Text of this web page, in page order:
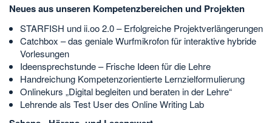
Neues aus unseren Kompetenzbereichen und Projekten
STARFISH und ii.oo 2.0 – Erfolgreiche Projektverlängerungen
Catchbox – das geniale Wurfmikrofon für interaktive hybride
Vorlesungen
Ideensprechstunde – Frische Ideen für die Lehre
Handreichung Kompetenzorientierte Lernzielformulierung
Onlinekurs „Digital begleiten und beraten in der Lehre“
Lehrende als Test User des Online Writing Lab